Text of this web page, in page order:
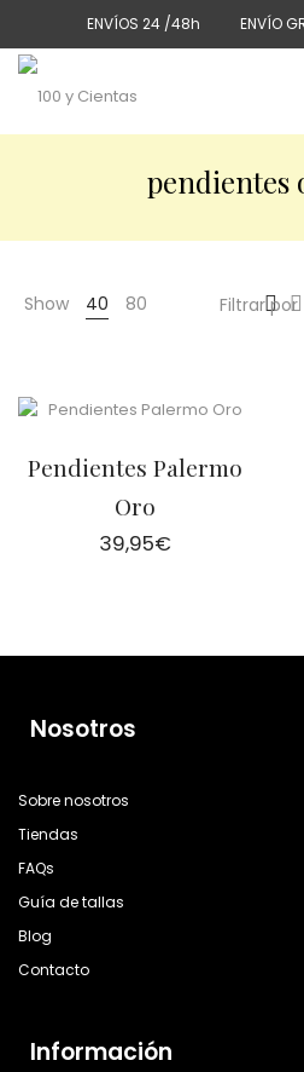
ENVÍOS 24 /48h ENVÍO
pendientes
Show 40 80 Filtrar por
Pendientes Palermo
Oro
39,95€
Nosotros
Sobre nosotros
Tiendas
FAQs
Guía de tallas
Blog
Contacto
Información